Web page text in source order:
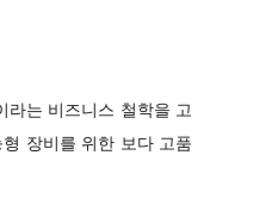
는 비즈니스 철학을 고
장비를 위한 보다 고품